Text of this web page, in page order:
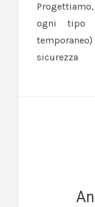
ogni tipo
sicurezza